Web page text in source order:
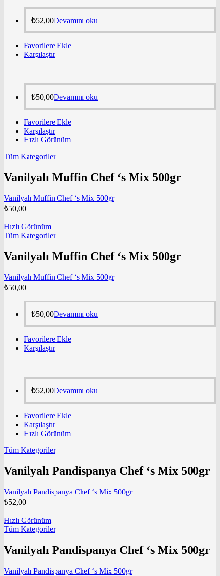
₺52,00Devamını oku
Favorilere Ekle
Karşılaştır
₺50,00Devamını oku
Favorilere Ekle
Karşılaştır
Hızlı Görünüm
Tüm Kategoriler
Vanilyalı Muffin Chef ‘s Mix 500gr
Vanilyalı Muffin Chef ‘s Mix 500gr
₺50,00
Hızlı Görünüm
Tüm Kategoriler
Vanilyalı Muffin Chef ‘s Mix 500gr
Vanilyalı Muffin Chef ‘s Mix 500gr
₺50,00
₺50,00Devamını oku
Favorilere Ekle
Karşılaştır
₺52,00Devamını oku
Favorilere Ekle
Karşılaştır
Hızlı Görünüm
Tüm Kategoriler
Vanilyalı Pandispanya Chef ‘s Mix 500gr
Vanilyalı Pandispanya Chef ‘s Mix 500gr
₺52,00
Hızlı Görünüm
Tüm Kategoriler
Vanilyalı Pandispanya Chef ‘s Mix 500gr
Vanilyalı Pandispanya Chef ‘s Mix 500gr